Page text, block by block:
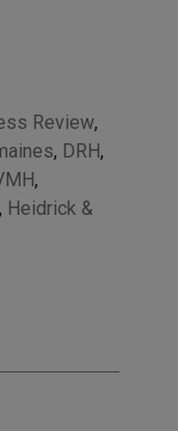
Review,
, DRH,
,
, Heidrick &